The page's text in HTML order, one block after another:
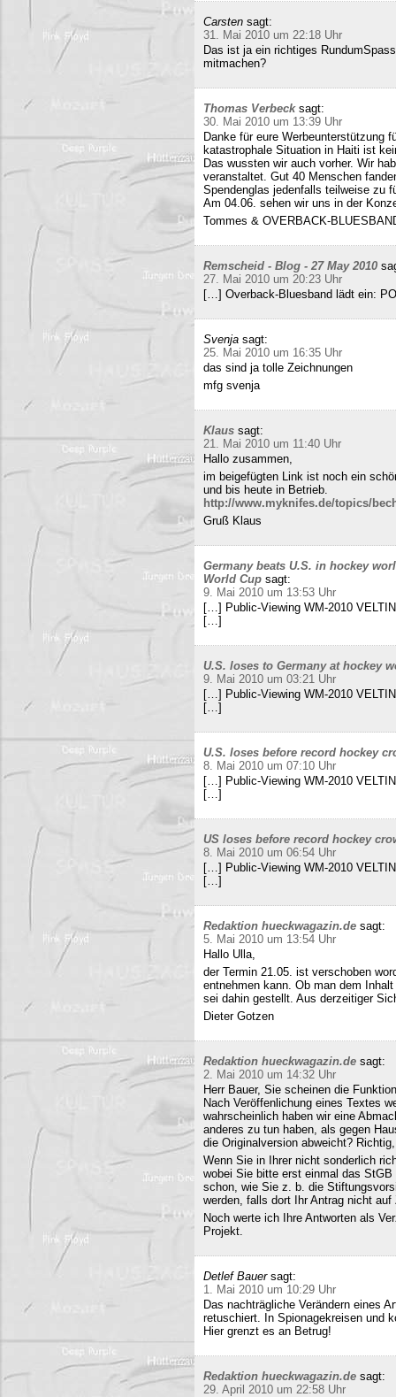
Carsten sagt:
31. Mai 2010 um 22:18 Uhr
Das ist ja ein richtiges
mitmachen?
Thomas Verbeck sagt:
30. Mai 2010 um 13:39 Uhr
Danke für eure Werbeunterstützung
katastrophale Situation in Haiti ist
Das wussten wir auch vorher. Wir
veranstaltet. Gut 40 Menschen
Spendenglas jedenfalls teilweise zu
Am 04.06. sehen wir uns in der
Tommes & OVERBACK-
Remscheid - Blog - 27 May 2010
27. Mai 2010 um 20:23 Uhr
[…] Overback-Bluesband lädt ein:
Svenja sagt:
25. Mai 2010 um 16:35 Uhr
das sind ja tolle Zeichnungen
mfg svenja
Klaus sagt:
21. Mai 2010 um 11:40 Uhr
Hallo zusammen,
im beigefügten Link ist noch ein
und bis heute in Betrieb.
http://www.myknifes.de/topics/
Gruß Klaus
Germany beats U.S. in hockey
World Cup sagt:
9. Mai 2010 um 13:53 Uhr
[…] Public-Viewing WM-2010
[…]
U.S. loses to Germany at hockey
9. Mai 2010 um 03:21 Uhr
[…] Public-Viewing WM-2010
[…]
U.S. loses before record hockey
8. Mai 2010 um 07:10 Uhr
[…] Public-Viewing WM-2010
[…]
US loses before record hockey
8. Mai 2010 um 06:54 Uhr
[…] Public-Viewing WM-2010
[…]
Redaktion hueckwagazin.de sagt:
5. Mai 2010 um 13:54 Uhr
Hallo Ulla,
der Termin 21.05. ist verschoben
entnehmen kann. Ob man dem
sei dahin gestellt. Aus derzeitiger
Dieter Gotzen
Redaktion hueckwagazin.de sagt:
2. Mai 2010 um 14:32 Uhr
Herr Bauer, Sie scheinen die
Nach Veröffenlichung eines Textes
wahrscheinlich haben wir eine
anderes zu tun haben, als gegen
die Originalversion abweicht?
Wenn Sie in Ihrer nicht sonderlich
wobei Sie bitte erst einmal das
schon, wie Sie z. b. die
werden, falls dort Ihr Antrag nicht
Noch werte ich Ihre Antworten als
Projekt.
Detlef Bauer sagt:
1. Mai 2010 um 10:29 Uhr
Das nachträgliche Verändern eines
retuschiert. In Spionagekreisen und
Hier grenzt es an Betrug!
Redaktion hueckwagazin.de sagt:
29. April 2010 um 22:58 Uhr